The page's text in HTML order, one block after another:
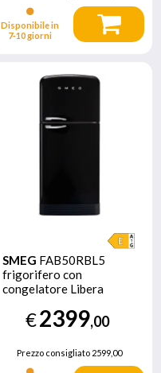
Disponibile in
7‑10 giorni
SMEG FAB50RBL5
frigorifero con
congelatore Libera
Nero€2399,00
Prezzo consigliato 2599,00